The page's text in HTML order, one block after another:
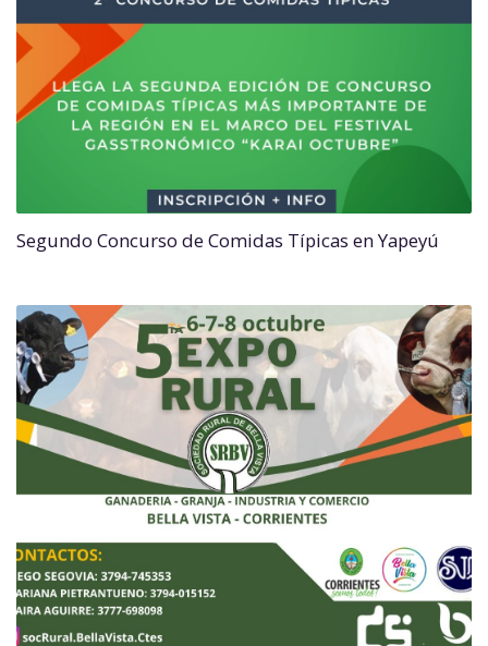
Segundo Concurso de Comidas Típicas en Yapeyú